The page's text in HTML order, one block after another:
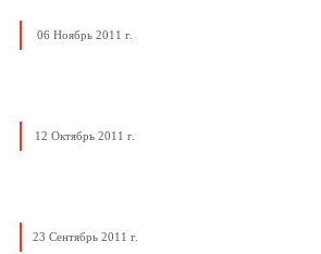
06 Ноябрь 2011 г.
12 Октябрь 2011 г.
23 Сентябрь 2011 г.